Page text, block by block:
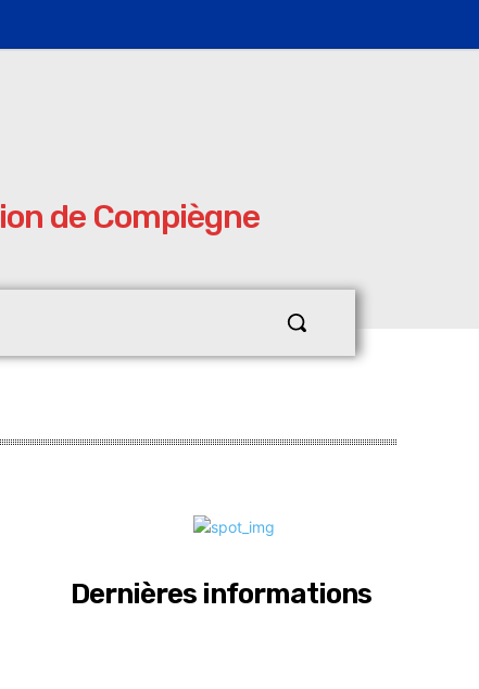
de Compiègne
Dernières informations